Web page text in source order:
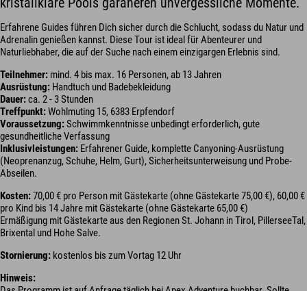
kristallklare Pools garaneren unvergessliche Momente.
Erfahrene Guides führen Dich sicher durch die Schlucht, sodass du Natur und
Adrenalin genießen kannst. Diese Tour ist ideal für Abenteurer und
Naturliebhaber, die auf der Suche nach einem einzigargen Erlebnis sind.
Teilnehmer: mind. 4 bis max. 16 Personen, ab 13 Jahren
Ausrüstung: Handtuch und Badebekleidung
Dauer:ca. 2 - 3 Stunden
Treffpunkt:Wohlmuting 15, 6383 Erpfendorf
Voraussetzung:Schwimmkenntnisse unbedingt erforderlich, gute
gesundheitliche Verfassung
Inklusivleistungen: Erfahrener Guide, komplette Canyoning-Ausrüstung
(Neoprenanzug, Schuhe, Helm, Gurt), Sicherheitsunterweisung und Probe-
Abseilen.
Kosten:70,00 € pro Person mit Gästekarte (ohne Gästekarte 75,00 €), 60,00 €
pro Kind bis 14 Jahre mit Gästekarte (ohne Gästekarte 65,00 €)
Ermäßigung mit Gästekarte aus den Regionen St. Johann in Tirol, PillerseeTal,
Brixental und Hohe Salve.
Stornierung: kostenlos bis zum Vortag 12 Uhr
Hinweis: